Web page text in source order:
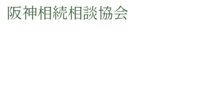
阪神相続相談協会